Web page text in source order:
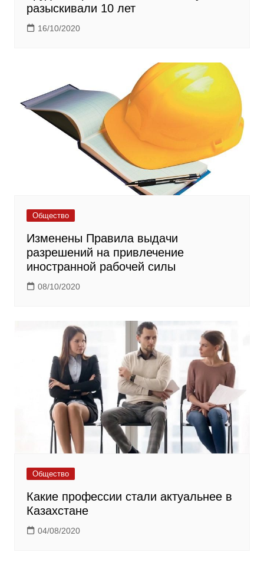
разыскивали 10 лет
16/10/2020
Общество
Изменены Правила выдачи
разрешений на привлечение
иностранной рабочей силы
08/10/2020
Общество
Какие профессии стали актуальнее в
Казахстане
04/08/2020